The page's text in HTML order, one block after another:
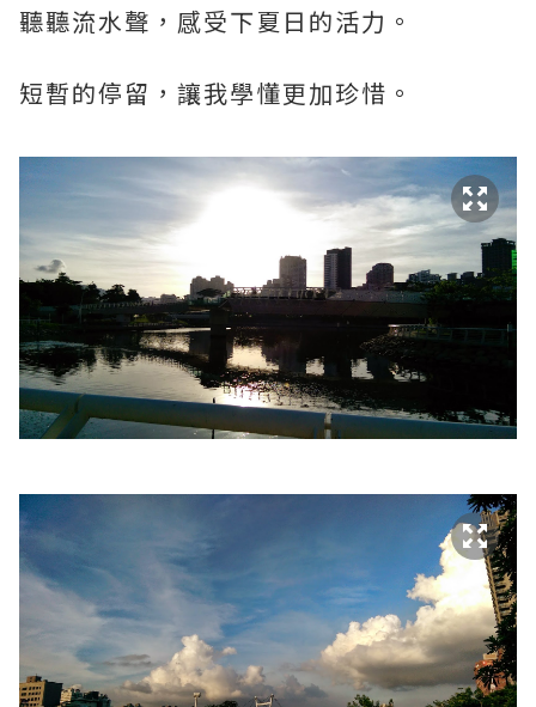
聽聽流水聲，感受下夏日的活力。
短暫的停留，讓我學懂更加珍惜。